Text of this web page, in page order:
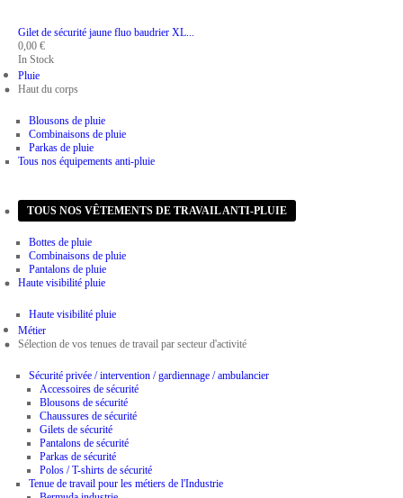
Gilet de sécurité jaune fluo baudrier XL...
0,00 €
In Stock
Pluie
Haut du corps
Blousons de pluie
Combinaisons de pluie
Parkas de pluie
Tous nos équipements anti-pluie
TOUS NOS VÊTEMENTS DE TRAVAIL ANTI-PLUIE
Bas du corps
Bottes de pluie
Combinaisons de pluie
Pantalons de pluie
Haute visibilité pluie
Haute visibilité pluie
Métier
Sélection de vos tenues de travail par secteur d'activité
Sécurité privée / intervention / gardiennage / ambulancier
Accessoires de sécurité
Blousons de sécurité
Chaussures de sécurité
Gilets de sécurité
Pantalons de sécurité
Parkas de sécurité
Polos / T-shirts de sécurité
Tenue de travail pour les métiers de l'Industrie